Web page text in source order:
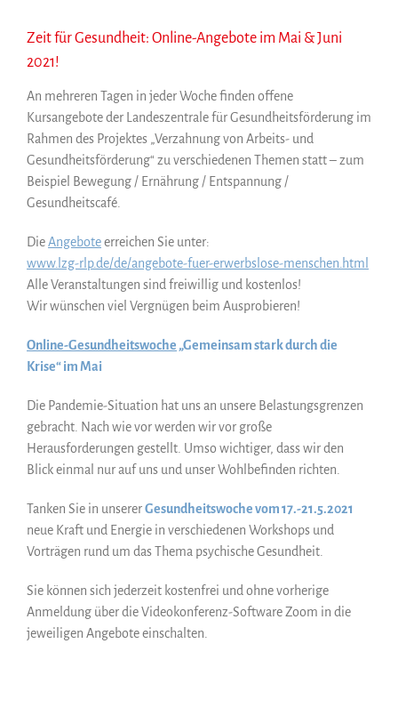
Zeit für Gesundheit: Online-Angebote im Mai & Juni
2021!
An mehreren Tagen in jeder Woche finden offene
Kursangebote der Landeszentrale für Gesundheitsförderung im
Rahmen des Projektes „Verzahnung von Arbeits- und
Gesundheitsförderung“ zu verschiedenen Themen statt – zum
Beispiel Bewegung / Ernährung / Entspannung /
Gesundheitscafé.
DieAngeboteerreichen Sie unter:
www.lzg-rlp.de/de/angebote-fuer-erwerbslose-menschen.html
Alle Veranstaltungen sind freiwillig und kostenlos!
Wir wünschen viel Vergnügen beim Ausprobieren!
Online-Gesundheitswoche „Gemeinsam stark durch die
Krise“ im Mai
Die Pandemie-Situation hat uns an unsere Belastungsgrenzen
gebracht. Nach wie vor werden wir vor große
Herausforderungen gestellt. Umso wichtiger, dass wir den
Blick einmal nur auf uns und unser Wohlbefinden richten.
Tanken Sie in unsererGesundheitswoche vom 17.-21.5.2021
neue Kraft und Energie in verschiedenen Workshops und
Vorträgen rund um das Thema psychische Gesundheit.
Sie können sich jederzeit kostenfrei und ohne vorherige
Anmeldung über die Videokonferenz-Software Zoom in die
jeweiligen Angebote einschalten.